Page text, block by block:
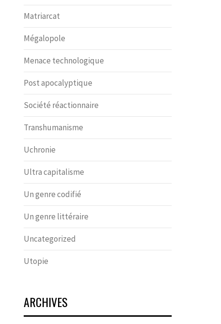
Matriarcat
Mégalopole
Menace technologique
Post apocalyptique
Société réactionnaire
Transhumanisme
Uchronie
Ultra capitalisme
Un genre codifié
Un genre littéraire
Uncategorized
Utopie
ARCHIVES